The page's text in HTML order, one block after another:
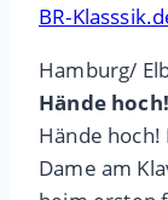
BR-
Hamburg/
Hände
Hände
Dame am